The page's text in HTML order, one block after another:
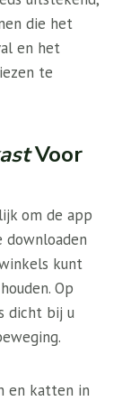
die het
en het
te
Voor
om de app
kunt
Op
dicht bij u
en katten in